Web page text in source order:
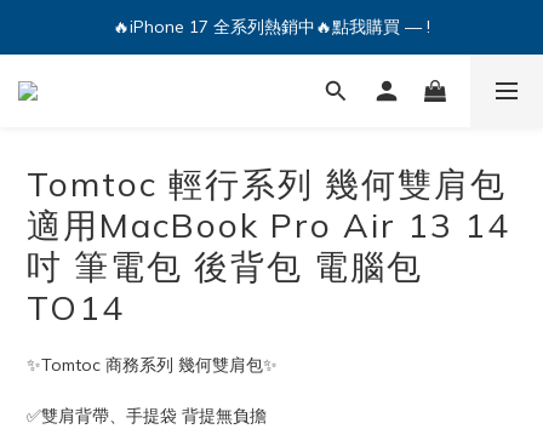
🔥iPhone 17 全系列熱銷中🔥點我購買 — !
💕加入Q哥 Line 新好友領優惠券！🎫
🔥iPhone 17 全系列熱銷中🔥點我購買 — !
Tomtoc 輕行系列 幾何雙肩包
適用MacBook Pro Air 13 14
吋 筆電包 後背包 電腦包
TO14
✨Tomtoc 商務系列 幾何雙肩包✨
✅雙肩背帶、手提袋 背提無負擔